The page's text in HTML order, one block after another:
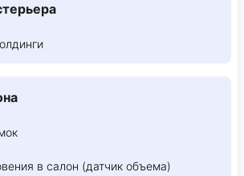
в салон (датчик объема)